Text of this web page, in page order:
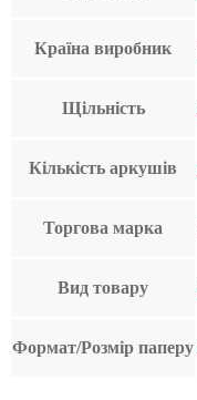
Країна виробник
Щільність
Кількість аркушів
Торгова марка
Вид товару
Формат/Розмір паперу